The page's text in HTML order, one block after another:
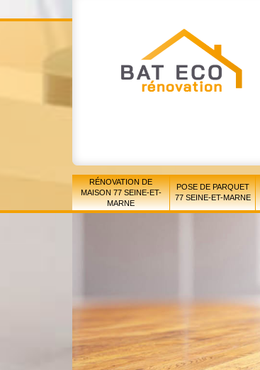
RÉNOVATION DE
MAISON 77 SEINE-ET-
MARNE
POSE DE PARQUET
77 SEINE-ET-MARNE